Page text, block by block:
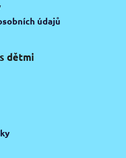
údajů
dětmi